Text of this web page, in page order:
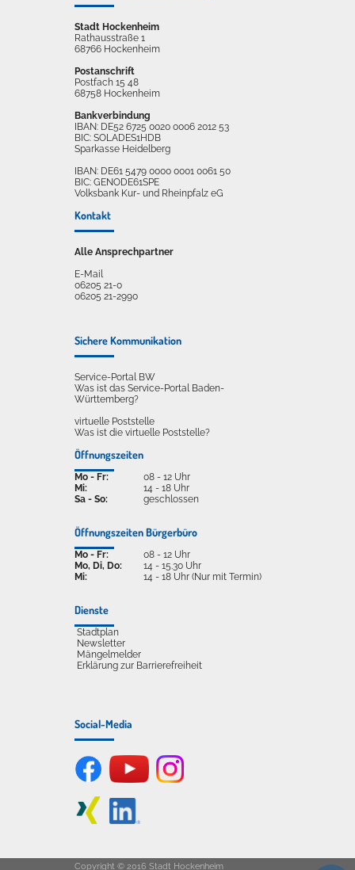
Stadt Hockenheim
Rathausstraße 1
68766 Hockenheim
Postanschrift
Postfach 15 48
68758 Hockenheim
Bankverbindung
IBAN: DE52 6725 0020 0006 2012 53
BIC: SOLADES1HDB
Sparkasse Heidelberg
IBAN: DE61 5479 0000 0001 0061 50
BIC: GENODE61SPE
Volksbank Kur- und Rheinpfalz eG
Kontakt
Alle Ansprechpartner
E-Mail
06205 21-0
06205 21-2990
Sichere Kommunikation
Service-Portal BW
Was ist das Service-Portal Baden-
Württemberg?
virtuelle Poststelle
Was ist die virtuelle Poststelle?
Öffnungszeiten
Mo - Fr:
Mi:
Sa - So:
08 - 12 Uhr
14 - 18 Uhr
geschlossen
Öffnungszeiten Bürgerbüro
Mo - Fr:
Mo, Di, Do:
Mi:
08 - 12 Uhr
14 - 15.30 Uhr
14 - 18 Uhr (Nur mit Termin)
Dienste
Stadtplan
Newsletter
Mängelmelder
Erklärung zur Barrierefreiheit
Social-Media
Copyright © 2016 Stadt Hockenheim